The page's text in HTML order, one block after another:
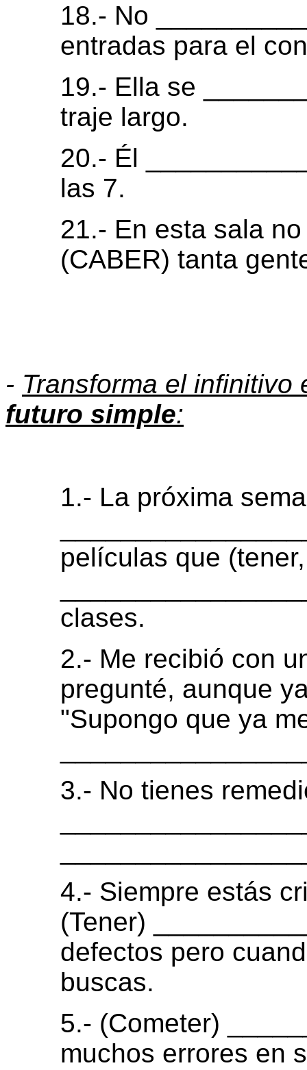
18.- No
entradas para el
19.- Ella se
traje largo.
20.- Él
las 7.
21.- En esta sala
(CABER) tanta
- Transforma el infinitivo
futuro simple:
1.- La próxima
películas que
clases.
2.- Me recibió con
pregunté, aunque
"Supongo que ya
3.- No tienes
4.- Siempre estás
(Tener)
defectos pero
buscas.
5.- (Cometer)
muchos errores en